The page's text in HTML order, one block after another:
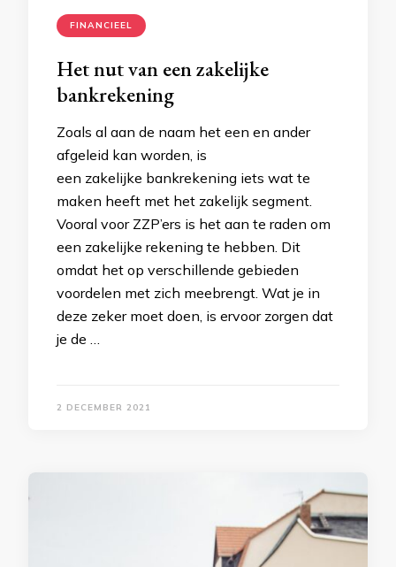
FINANCIEEL
Het nut van een zakelijke
bankrekening
Zoals al aan de naam het een en ander
afgeleid kan worden, is
een zakelijke bankrekening iets wat te
maken heeft met het zakelijk segment.
Vooral voor ZZP’ers is het aan te raden om
een zakelijke rekening te hebben. Dit
omdat het op verschillende gebieden
voordelen met zich meebrengt. Wat je in
deze zeker moet doen, is ervoor zorgen dat
je de …
2 DECEMBER 2021